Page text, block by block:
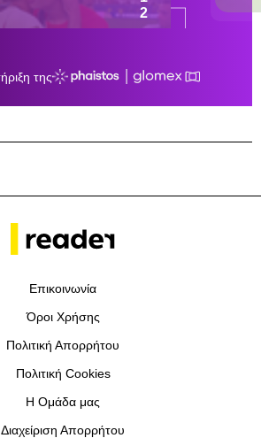
Επικοινωνία
Όροι Χρήσης
Πολιτική Απορρήτου
Πολιτική Cookies
Η Ομάδα μας
Διαχείριση Απορρήτου